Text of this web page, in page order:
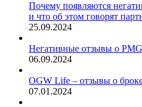
Почему появляются
и что об этом говорят
25.09.2024
Негативные отзывы о
06.09.2024
OGW Life – отзывы о
07.01.2024